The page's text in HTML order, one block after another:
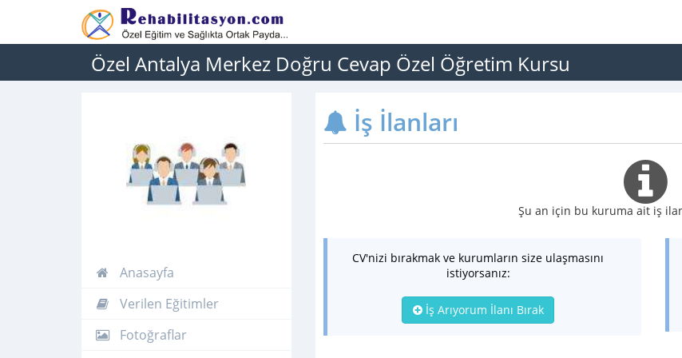
Özel Antalya Merkez Doğru Cevap Özel Öğretim Kursu
Anasayfa
Verilen Eğitimler
Fotoğraflar
İş İlanları
Şu an için bu kuruma ait iş
CV'nizi bırakmak ve kurumların size ulaşmasını
istiyorsanız:
İş Arıyorum İlanı Bırak